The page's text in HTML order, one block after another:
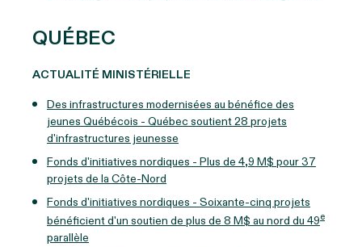
QUÉBEC
ACTUALITÉ MINISTÉRIELLE
Des infrastructures modernisées au bénéfice des
jeunes Québécois - Québec soutient 28 projets
d'infrastructures jeunesse
Fonds d'initiatives nordiques - Plus de 4,9 M$ pour 37
projets de la Côte-Nord
Fonds d'initiatives nordiques - Soixante-cinq projets
bénéficient d'un soutien de plus de 8 M$ au nord du 49e
parallèle